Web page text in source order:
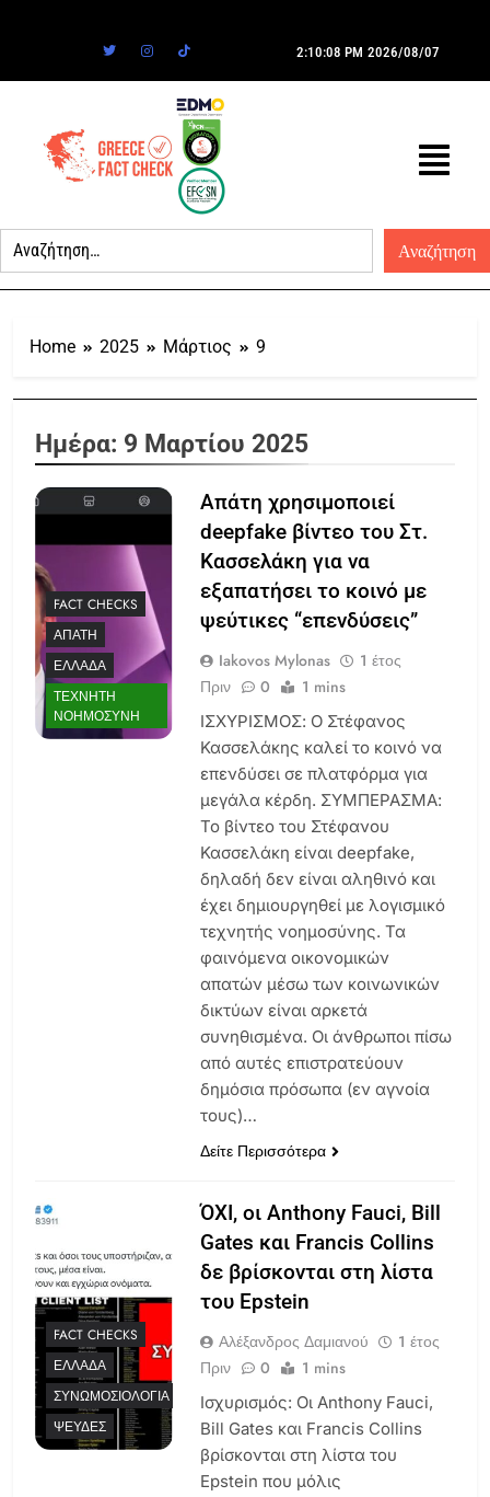
2:10:08 PM 2026/08/07
Home 2025 Μάρτιος 9
Ημέρα: 9 Μαρτίου 2025
FACT CHECKS
ΑΠΆΤΗ
ΕΛΛΆΔΑ
ΤΕΧΝΗΤΉ
ΝΟΗΜΟΣΎΝΗ
Απάτη χρησιμοποιεί
deepfake βίντεο του Στ.
Κασσελάκη για να
εξαπατήσει το κοινό με
ψεύτικες “επενδύσεις”
Iakovos Mylonas
1 έτος
Πριν
0 1 mins
ΙΣΧΥΡΙΣΜΟΣ: Ο Στέφανος
Κασσελάκης καλεί το κοινό να
επενδύσει σε πλατφόρμα για
μεγάλα κέρδη. ΣΥΜΠΕΡΑΣΜΑ:
Το βίντεο του Στέφανου
Κασσελάκη είναι deepfake,
δηλαδή δεν είναι αληθινό και
έχει δημιουργηθεί με λογισμικό
τεχνητής νοημοσύνης. Τα
φαινόμενα οικονομικών
απατών μέσω των κοινωνικών
δικτύων είναι αρκετά
συνηθισμένα. Οι άνθρωποι πίσω
από αυτές επιστρατεύουν
δημόσια πρόσωπα (εν αγνοία
τους)…
Δείτε Περισσότερα
FACT CHECKS
ΕΛΛΆΔΑ
ΣΥΝΩΜΟΣΙΟΛΟΓΊΑ
ΨΕΥΔΈΣ
ΌΧΙ, οι Anthony Fauci, Bill
Gates και Francis Collins
δε βρίσκονται στη λίστα
του Epstein
Αλέξανδρος Δαμιανού
1 έτος
Πριν
0 1 mins
Ισχυρισμός: Οι Anthony Fauci,
Bill Gates και Francis Collins
βρίσκονται στη λίστα του
Epstein που μόλις